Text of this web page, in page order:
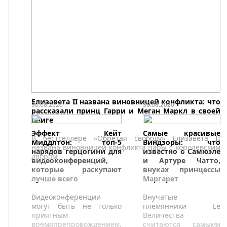
Елизавета II названа виновницей конфликта: что
рассказали принц Гарри и Меган Маркл в своей
книге
В бестселлере «Обретая свободу» Елизавета II
названа виновницей конфликта пары с королевским
двором
30.08.2020
Эффект Кейт
Миддлтон: топ-5
нарядов герцогини для
видеоконференций,
которые раскупают
лучше всего
Видеоконференции
могут быть не только
приятным
времяпрепровождением,
30.08.2020
Самые красивые
Виндзоры: что
известно о Самюэле
и Артуре Чатто,
внуках принцессы
Маргарет
Внучатые
племянники Ее
Величества
считаются самыми